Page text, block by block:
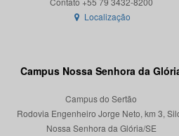
Localização
Campus Nossa Senhora da
Campus do Sertão
Rodovia Engenheiro Jorge Neto, km 3,
Nossa Senhora da Glória/SE